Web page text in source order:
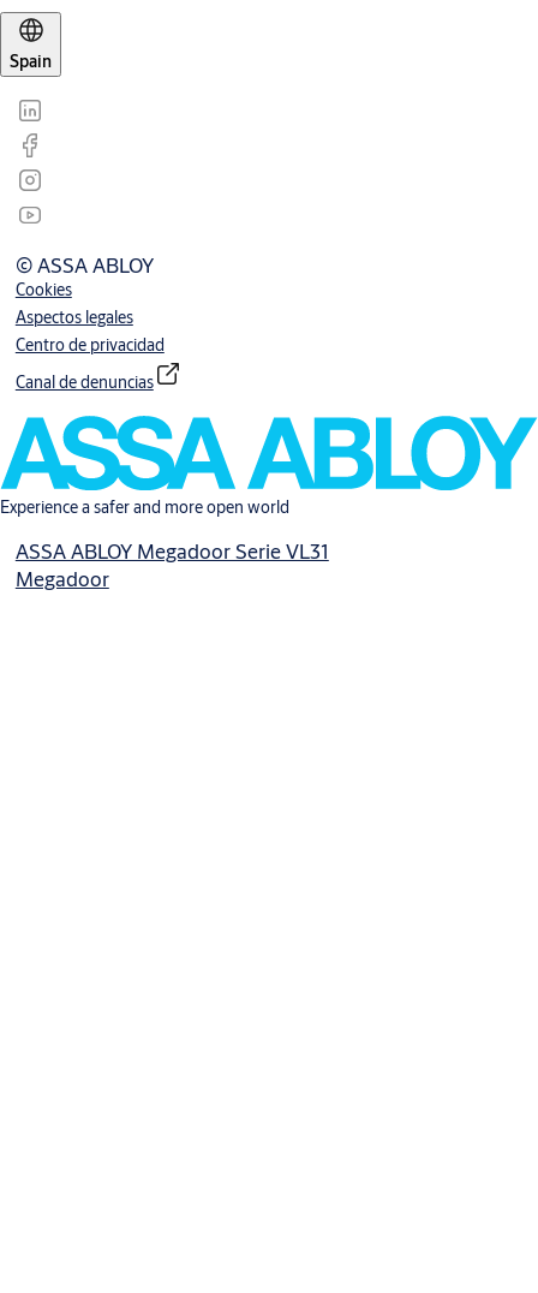
Spain
© ASSA ABLOY
Cookies
Aspectos legales
Centro de privacidad
Canal de denuncias
Experience a safer and more open world
ASSA ABLOY Megadoor Serie VL31
Megadoor